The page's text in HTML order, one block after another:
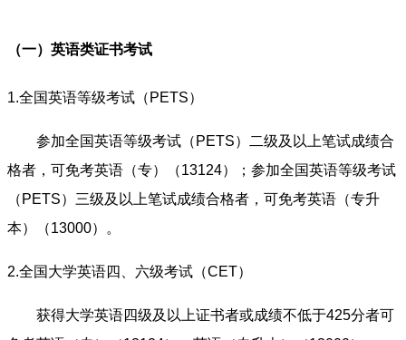
（一）英语类证书考试
1.全国英语等级考试（PETS）
参加全国英语等级考试（PETS）二级及以上笔试成绩合
格者，可免考英语（专）（13124）；参加全国英语等级考试
（PETS）三级及以上笔试成绩合格者，可免考英语（专升
本）（13000）。
2.全国大学英语四、六级考试（CET）
获得大学英语四级及以上证书者或成绩不低于425分者可